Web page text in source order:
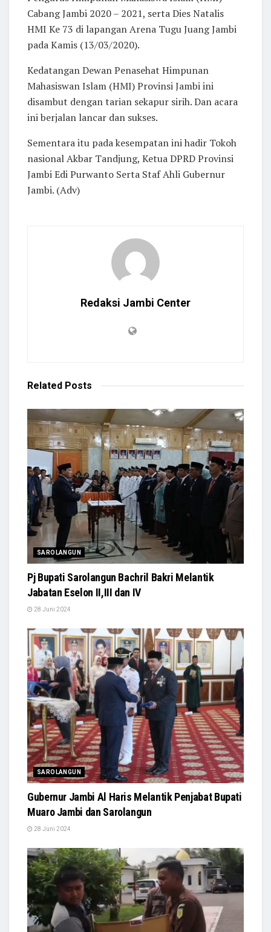
Cabang Jambi 2020 – 2021, serta Dies Natalis
HMI Ke 73 di lapangan Arena Tugu Juang Jambi
pada Kamis (13/03/2020).
Kedatangan Dewan Penasehat Himpunan
Mahasiswan Islam (HMI) Provinsi Jambi ini
disambut dengan tarian sekapur sirih. Dan acara
ini berjalan lancar dan sukses.
Sementara itu pada kesempatan ini hadir Tokoh
nasional Akbar Tandjung, Ketua DPRD Provinsi
Jambi Edi Purwanto Serta Staf Ahli Gubernur
Jambi. (Adv)
Redaksi Jambi Center
Related Posts
SAROLANGUN
Pj Bupati Sarolangun Bachril Bakri Melantik
Jabatan Eselon II,III dan IV
28 Juni 2024
SAROLANGUN
Gubernur Jambi Al Haris Melantik Penjabat Bupati
Muaro Jambi dan Sarolangun
28 Juni 2024